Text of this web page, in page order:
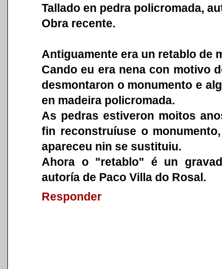
Tallado en pedra policromada,
Obra recente.
Antiguamente era un retablo de
Cando eu era nena con motivo
desmontaron o monumento e
en madeira policromada.
As pedras estiveron moitos
fin reconstruíuse o
apareceu nin se sustituiu.
Ahora o "retablo" é un
autoría de Paco Villa do Rosal.
Responder